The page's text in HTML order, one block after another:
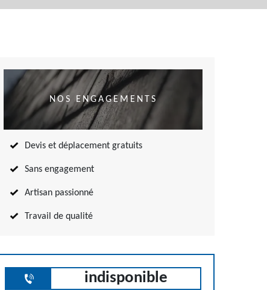
NOS ENGAGEMENTS
Devis et déplacement gratuits
Sans engagement
Artisan passionné
Travail de qualité
indisponible